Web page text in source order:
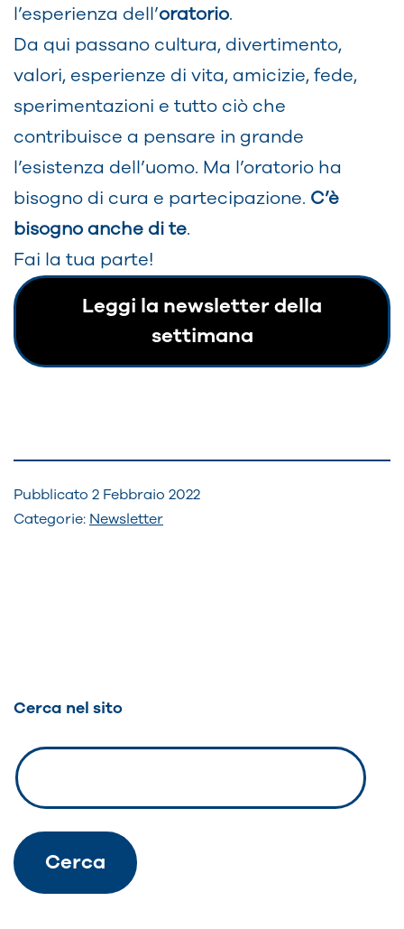
l’esperienza dell’oratorio.
Da qui passano cultura, divertimento,
valori, esperienze di vita, amicizie, fede,
sperimentazioni e tutto ciò che
contribuisce a pensare in grande
l’esistenza dell’uomo. Ma l’oratorio ha
bisogno di cura e partecipazione. C’è
bisogno anche di te.
Fai la tua parte!
Leggi la newsletter della
settimana
Pubblicato 2 Febbraio 2022
Categorie: Newsletter
Cerca nel sito